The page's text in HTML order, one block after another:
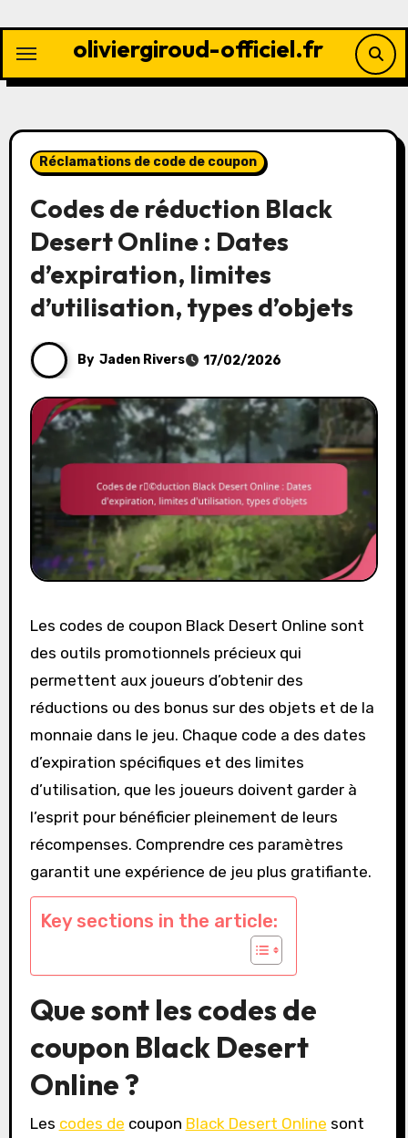
content
oliviergiroud-officiel.fr
Réclamations de code de coupon
Codes de réduction Black
Desert Online : Dates
d’expiration, limites
d’utilisation, types d’objets
By Jaden Rivers 17/02/2026
Les codes de coupon Black Desert Online sont
des outils promotionnels précieux qui
permettent aux joueurs d’obtenir des
réductions ou des bonus sur des objets et de la
monnaie dans le jeu. Chaque code a des dates
d’expiration spécifiques et des limites
d’utilisation, que les joueurs doivent garder à
l’esprit pour bénéficier pleinement de leurs
récompenses. Comprendre ces paramètres
garantit une expérience de jeu plus gratifiante.
Key sections in the article:
Que sont les codes de
coupon Black Desert
Online ?
Les codes de coupon Black Desert Online sont